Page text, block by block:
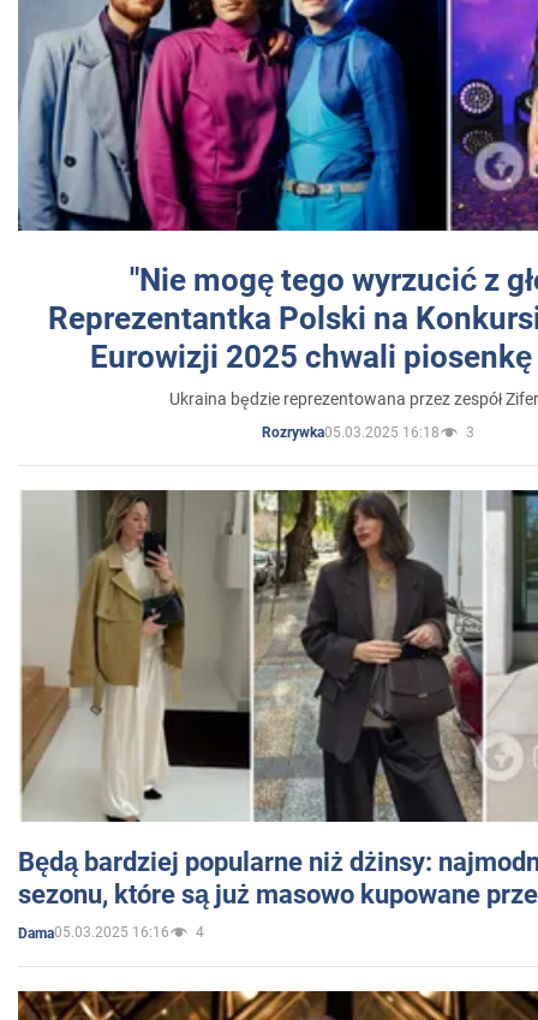
"Nie mogę tego wyrzucić z
Reprezentantka Polski na
Eurowizji 2025 chwali
Ukraina będzie reprezentowana przez zespół
Rozrywka05.03.2025 16:18 3
Będą bardziej popularne niż dżinsy:
sezonu, które są już masowo kupowane
Dama05.03.2025 16:16 4